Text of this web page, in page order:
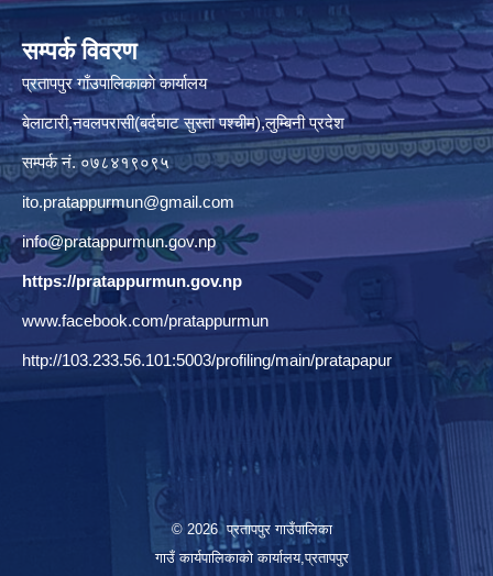
सम्पर्क विवरण
प्रतापपुर गाँउपालिकाकाे कार्यालय
बेलाटारी,नवलपरासी(बर्दघाट सुस्ता पश्चीम),लुम्बिनी प्रदेश
सम्पर्क नं. ०७८४१९०९५
ito.pratappurmun@gmail.com
info@pratappurmun.gov.np
https://pratappurmun.gov.np
www.facebook.com/pratappurmun
http://103.233.56.101:5003/profiling/main/pratapapur
© 2026 प्रतापपुर गाउँपालिका
गाउँ कार्यपालिकाको कार्यालय,प्रतापपुर